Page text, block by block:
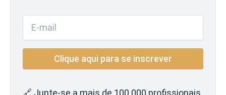
🔗 Junte-se a mais de 100.000 profissionais